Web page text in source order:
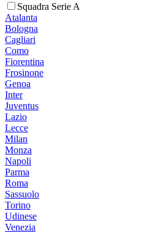
Squadra Serie A
Atalanta
Bologna
Cagliari
Como
Fiorentina
Frosinone
Genoa
Inter
Juventus
Lazio
Lecce
Milan
Monza
Napoli
Parma
Roma
Sassuolo
Torino
Udinese
Venezia